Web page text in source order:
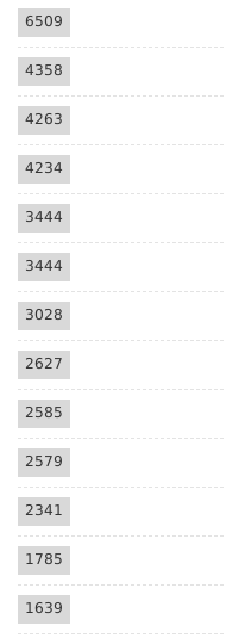
6509
4358
4263
4234
3444
3444
3028
2627
2585
2579
2341
1785
1639